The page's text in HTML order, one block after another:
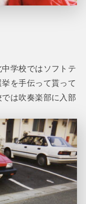
学校ではソフトテ
を手伝って貰って
は吹奏楽部に入部